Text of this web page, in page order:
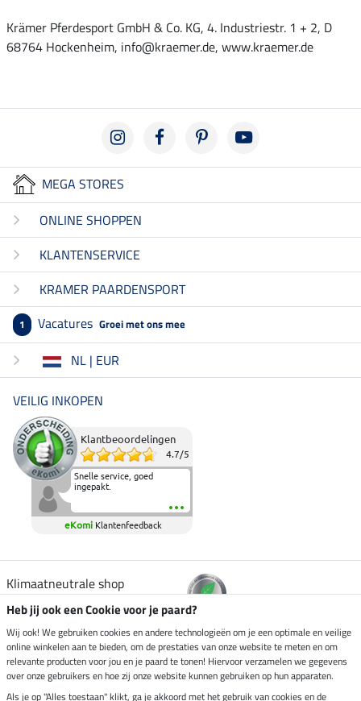
Krämer Pferdesport GmbH & Co. KG, 4. Industriestr. 1 + 2, D
68764 Hockenheim, info@kraemer.de, www.kraemer.de
MEGA STORES
ONLINE SHOPPEN
KLANTENSERVICE
KRAMER PAARDENSPORT
1 Vacatures Groei met ons mee
NL | EUR
VEILIG INKOPEN
Klantbeoordelingen
4.7/5
Snelle service, goed
ingepakt.
eKomi Klantenfeedback
Klimaatneutrale shop
Verzending per
Veilig betalen met
Heb jij ook een Cookie voor je paard?
Wij ook! We gebruiken cookies en andere technologieën om je een optimale en veilige
online winkelen aan te bieden, om de prestaties van onze website te meten en om
relevante producten voor jou en je paard te tonen! Hiervoor verzamelen we gegevens
over onze gebruikers en hoe zij onze website kunnen gebruiken op hun apparaten.
Als je op "Alles toestaan" klikt, ga je akkoord met het gebruik van cookies en de